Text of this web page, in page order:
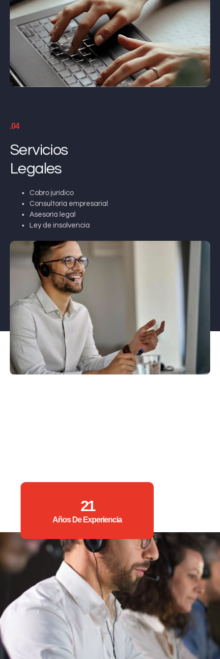
.04
Servicios
Legales
Cobro jurídico
Consultoría empresarial
Asesoría legal
Ley de insolvencia
21
Años De Experiencia